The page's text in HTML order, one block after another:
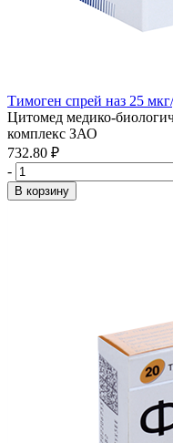
Тимоген спрей наз 25
Цитомед медико-
комплекс ЗАО
732.80 ₽
-
В корзину